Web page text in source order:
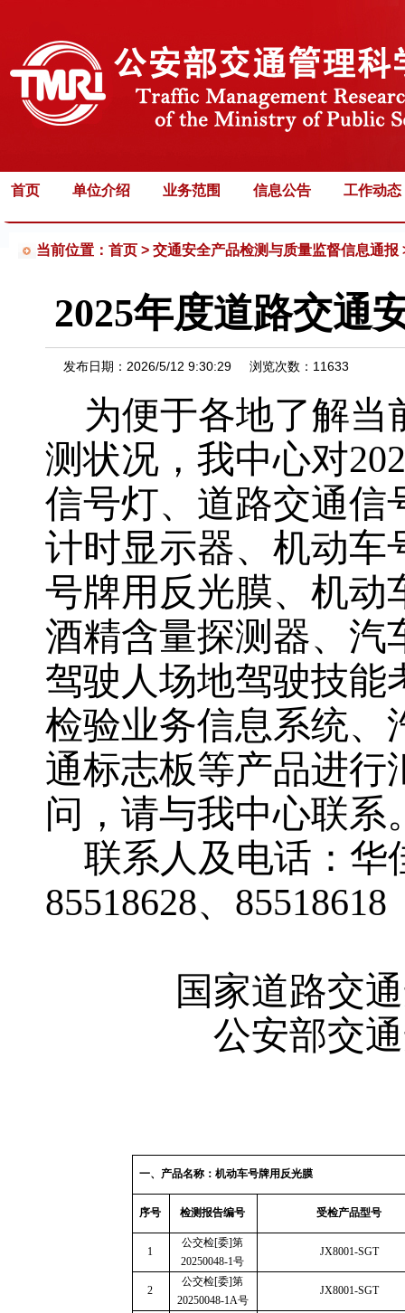
首页 单位介绍 业务范围 信息公告 工作动态
当前位置：首页 > 交通安全产品检测与质量监督信息通报
2025年度道路交通
发布日期： 2026/5/12 9:30:29 浏览次数： 11633
为便于各地了解当
测状况，我中心对
信号灯、道路交通信
计时显示器、机动车
号牌用反光膜、机动
酒精含量探测器、汽
驾驶人场地驾驶技能
检验业务信息系统、
通标志板等产品进行
问，请与我中心联系
联系人及电话：华
85518628、 85518618
国家道路交
公安部交
一、产品名称：机动车号牌用反光膜
序号 检测报告编号 受检产品型号
1
公交检[委]第
20250048-1号
JX8001-SGT
2
公交检[委]第
20250048-1A号
JX8001-SGT